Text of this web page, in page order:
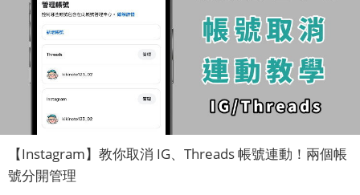
【Instagram】教你取消 IG、Threads 帳號連動！兩個帳
號分開管理